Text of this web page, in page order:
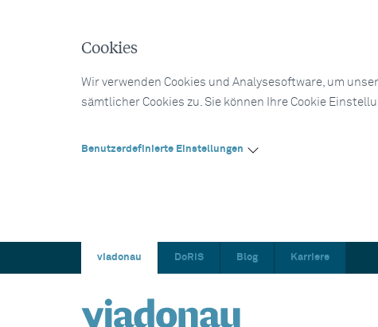
Cookies
Wir verwenden Cookies und Analysesoftware, um
sämtlicher Cookies zu. Sie können Ihre Cookie
Benutzerdefinierte Einstellungen
viadonau DoRIS Blog Karriere